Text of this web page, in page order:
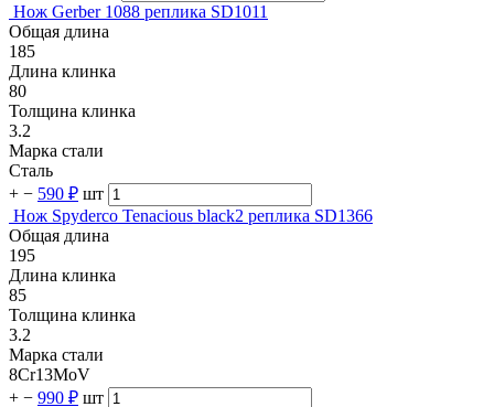
Нож Gerber 1088 реплика SD1011
Общая длина
185
Длина клинка
80
Толщина клинка
3.2
Марка стали
Сталь
+ − 590 ₽ шт
Нож Spyderco Tenacious black2 реплика SD1366
Общая длина
195
Длина клинка
85
Толщина клинка
3.2
Марка стали
8Cr13MoV
+ − 990 ₽ шт